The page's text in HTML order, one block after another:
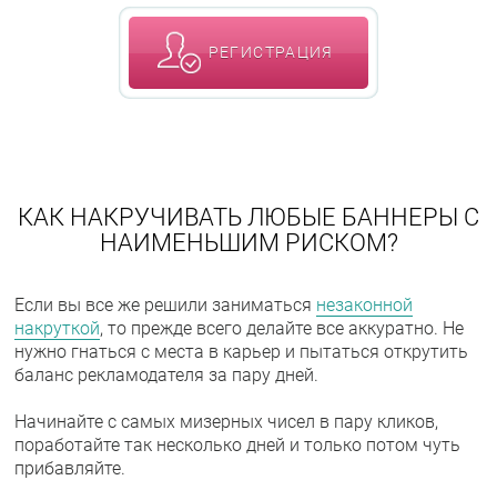
РЕГИСТРАЦИЯ
КАК НАКРУЧИВАТЬ ЛЮБЫЕ БАННЕРЫ С
НАИМЕНЬШИМ РИСКОМ?
Если вы все же решили заниматься незаконной
накруткой, то прежде всего делайте все аккуратно. Не
нужно гнаться с места в карьер и пытаться открутить
баланс рекламодателя за пару дней.
Начинайте с самых мизерных чисел в пару кликов,
поработайте так несколько дней и только потом чуть
прибавляйте.